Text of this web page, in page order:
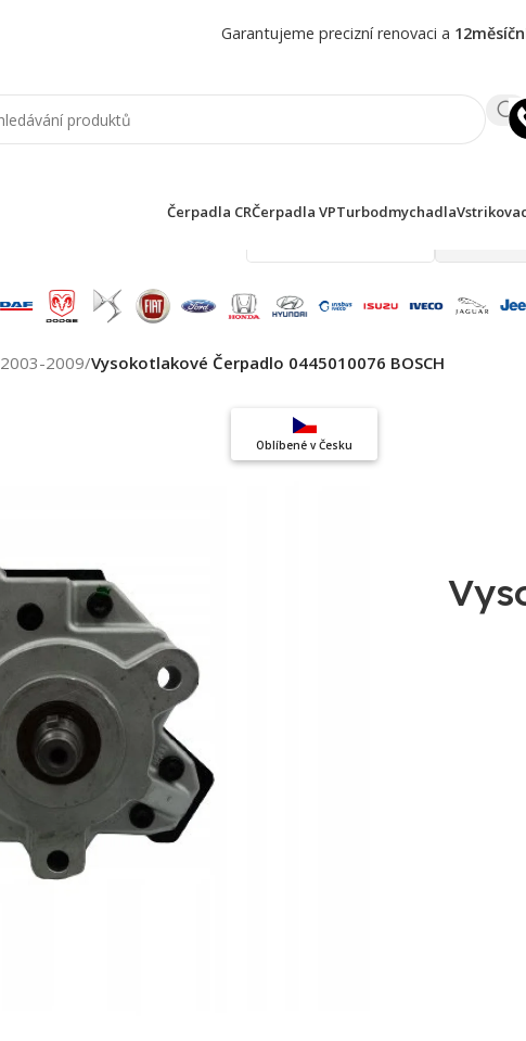
Garantujeme precizní renovaci a
Čerpadla CRČerpadla VPTurbodmychadla
2003-2009/Vysokotlakové Čerpadlo 0445010076 BOSCH
Oblíbené v Česku